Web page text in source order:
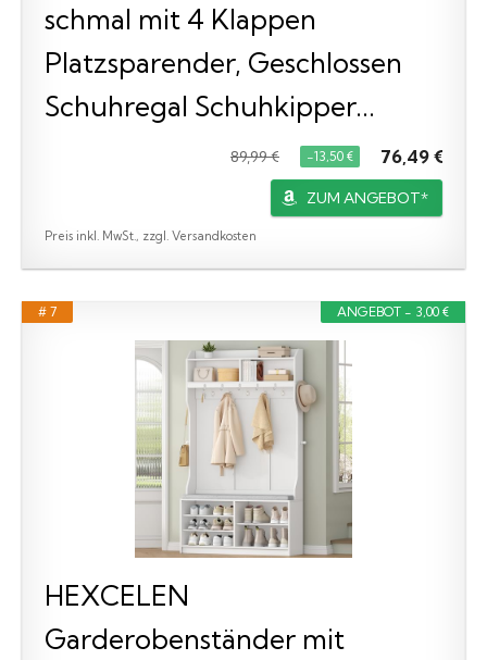
schmal mit 4 Klappen
Platzsparender, Geschlossen
Schuhregal Schuhkipper...
89,99 € −13,50 € 76,49 €
ZUM ANGEBOT*
Preis inkl. MwSt., zzgl. Versandkosten
ANGEBOT - 3,00 €
# 7
HEXCELEN
Garderobenständer mit